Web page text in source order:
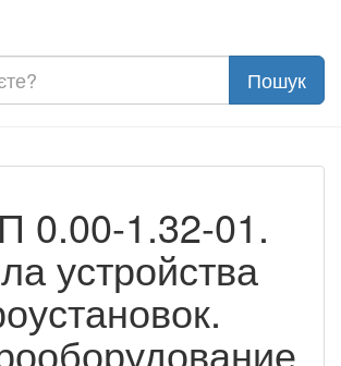
0.00-1.32-01.
устройства